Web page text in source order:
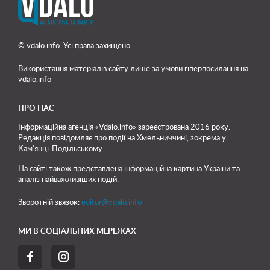
© vdalo.info. Усі права захищено.
Використання матеріалів сайту лише за умови гіперпосилання на
vdalo.info
ПРО НАС
Інформаційна агенція «Vdalo.info» зареєстрована 2016 року.
Редакція повідомляє про події на Хмельниччині, зокрема у
Кам'янці-Подільському.
На сайті також представлена інформаційна картина України та
аналіз найважливіших подій.
Зворотній звязок: editor@vdalo.info
МИ В СОЦІАЛЬНИХ МЕРЕЖАХ
 